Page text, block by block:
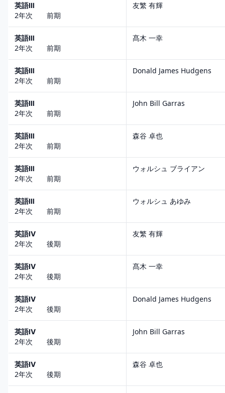
英語Ⅲ
2年次 前期
友繁 有輝
英語Ⅲ
2年次 前期
髙木 一幸
英語Ⅲ
2年次 前期
Donald James Hudgens
英語Ⅲ
2年次 前期
John Bill Garras
英語Ⅲ
2年次 前期
森谷 卓也
英語Ⅲ
2年次 前期
ウォルシュ ブライアン
英語Ⅲ
2年次 前期
ウォルシュ あゆみ
英語Ⅳ
2年次 後期
友繁 有輝
英語Ⅳ
2年次 後期
髙木 一幸
英語Ⅳ
2年次 後期
Donald James Hudgens
英語Ⅳ
2年次 後期
John Bill Garras
英語Ⅳ
2年次 後期
森谷 卓也